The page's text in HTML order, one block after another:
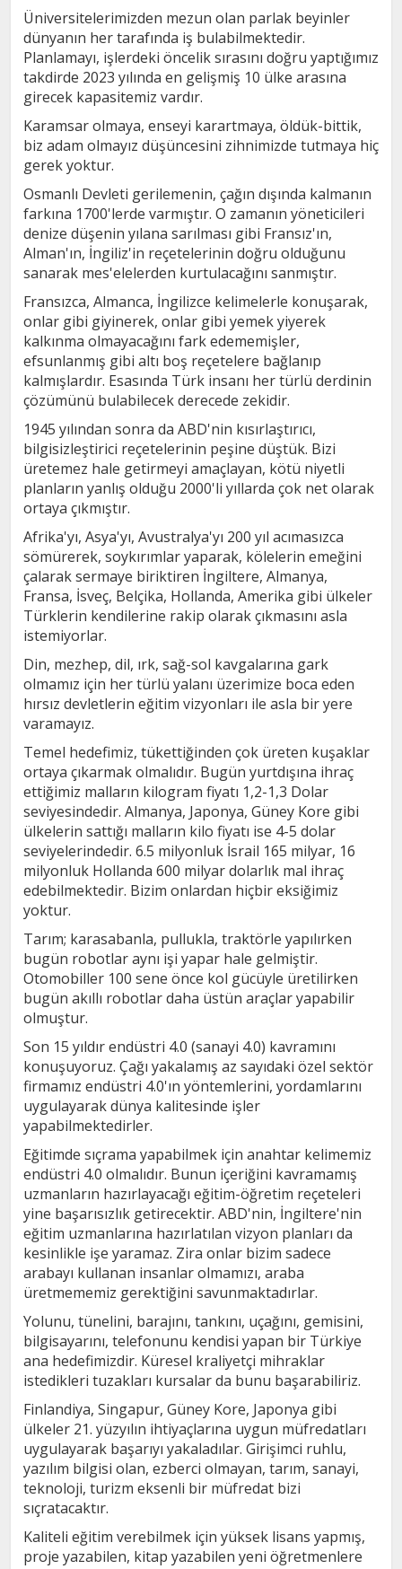
Üniversitelerimizden mezun olan parlak beyinler
dünyanın her tarafında iş bulabilmektedir.
Planlamayı, işlerdeki öncelik sırasını doğru yaptığımız
takdirde 2023 yılında en gelişmiş 10 ülke arasına
girecek kapasitemiz vardır.
Karamsar olmaya, enseyi karartmaya, öldük-bittik,
biz adam olmayız düşüncesini zihnimizde tutmaya hiç
gerek yoktur.
Osmanlı Devleti gerilemenin, çağın dışında kalmanın
farkına 1700'lerde varmıştır. O zamanın yöneticileri
denize düşenin yılana sarılması gibi Fransız'ın,
Alman'ın, İngiliz'in reçetelerinin doğru olduğunu
sanarak mes'elelerden kurtulacağını sanmıştır.
Fransızca, Almanca, İngilizce kelimelerle konuşarak,
onlar gibi giyinerek, onlar gibi yemek yiyerek
kalkınma olmayacağını fark edememişler,
efsunlanmış gibi altı boş reçetelere bağlanıp
kalmışlardır. Esasında Türk insanı her türlü derdinin
çözümünü bulabilecek derecede zekidir.
1945 yılından sonra da ABD'nin kısırlaştırıcı,
bilgisizleştirici reçetelerinin peşine düştük. Bizi
üretemez hale getirmeyi amaçlayan, kötü niyetli
planların yanlış olduğu 2000'li yıllarda çok net olarak
ortaya çıkmıştır.
Afrika'yı, Asya'yı, Avustralya'yı 200 yıl acımasızca
sömürerek, soykırımlar yaparak, kölelerin emeğini
çalarak sermaye biriktiren İngiltere, Almanya,
Fransa, İsveç, Belçika, Hollanda, Amerika gibi ülkeler
Türklerin kendilerine rakip olarak çıkmasını asla
istemiyorlar.
Din, mezhep, dil, ırk, sağ-sol kavgalarına gark
olmamız için her türlü yalanı üzerimize boca eden
hırsız devletlerin eğitim vizyonları ile asla bir yere
varamayız.
Temel hedefimiz, tükettiğinden çok üreten kuşaklar
ortaya çıkarmak olmalıdır. Bugün yurtdışına ihraç
ettiğimiz malların kilogram fiyatı 1,2-1,3 Dolar
seviyesindedir. Almanya, Japonya, Güney Kore gibi
ülkelerin sattığı malların kilo fiyatı ise 4-5 dolar
seviyelerindedir. 6.5 milyonluk İsrail 165 milyar, 16
milyonluk Hollanda 600 milyar dolarlık mal ihraç
edebilmektedir. Bizim onlardan hiçbir eksiğimiz
yoktur.
Tarım; karasabanla, pullukla, traktörle yapılırken
bugün robotlar aynı işi yapar hale gelmiştir.
Otomobiller 100 sene önce kol gücüyle üretilirken
bugün akıllı robotlar daha üstün araçlar yapabilir
olmuştur.
Son 15 yıldır endüstri 4.0 (sanayi 4.0) kavramını
konuşuyoruz. Çağı yakalamış az sayıdaki özel sektör
firmamız endüstri 4.0'ın yöntemlerini, yordamlarını
uygulayarak dünya kalitesinde işler
yapabilmektedirler.
Eğitimde sıçrama yapabilmek için anahtar kelimemiz
endüstri 4.0 olmalıdır. Bunun içeriğini kavramamış
uzmanların hazırlayacağı eğitim-öğretim reçeteleri
yine başarısızlık getirecektir. ABD'nin, İngiltere'nin
eğitim uzmanlarına hazırlatılan vizyon planları da
kesinlikle işe yaramaz. Zira onlar bizim sadece
arabayı kullanan insanlar olmamızı, araba
üretmememiz gerektiğini savunmaktadırlar.
Yolunu, tünelini, barajını, tankını, uçağını, gemisini,
bilgisayarını, telefonunu kendisi yapan bir Türkiye
ana hedefimizdir. Küresel kraliyetçi mihraklar
istedikleri tuzakları kursalar da bunu başarabiliriz.
Finlandiya, Singapur, Güney Kore, Japonya gibi
ülkeler 21. yüzyılın ihtiyaçlarına uygun müfredatları
uygulayarak başarıyı yakaladılar. Girişimci ruhlu,
yazılım bilgisi olan, ezberci olmayan, tarım, sanayi,
teknoloji, turizm eksenli bir müfredat bizi
sıçratacaktır.
Kaliteli eğitim verebilmek için yüksek lisans yapmış,
proje yazabilen, kitap yazabilen yeni öğretmenlere